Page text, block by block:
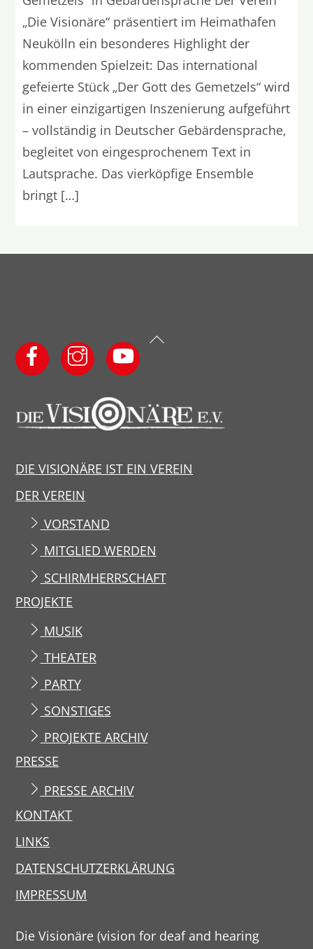
„Die Visionäre“ präsentiert im Heimathafen
Neukölln ein besonderes Highlight der
kommenden Spielzeit: Das international
gefeierte Stück „Der Gott des Gemetzels“ wird
in einer einzigartigen Inszenierung aufgeführt
– vollständig in Deutscher Gebärdensprache,
begleitet von eingesprochenem Text in
Lautsprache. Das vierköpfige Ensemble
bringt […]
Back
DIE VISIONÄRE IST EIN VEREIN
DER VEREIN
VORSTAND
MITGLIED WERDEN
SCHIRMHERRSCHAFT
PROJEKTE
MUSIK
THEATER
PARTY
SONSTIGES
PROJEKTE ARCHIV
PRESSE
PRESSE ARCHIV
KONTAKT
LINKS
DATENSCHUTZERKLÄRUNG
IMPRESSUM
Die Visionäre (vision for deaf and hearing